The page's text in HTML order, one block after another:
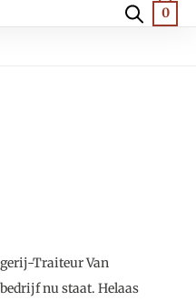
0
Traiteur Van
nu staat. Helaas